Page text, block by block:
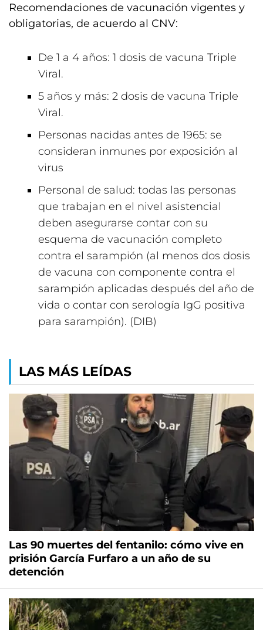
Recomendaciones de vacunación vigentes y
obligatorias, de acuerdo al CNV:
De 1 a 4 años: 1 dosis de vacuna Triple
Viral.
5 años y más: 2 dosis de vacuna Triple
Viral.
Personas nacidas antes de 1965: se
consideran inmunes por exposición al
virus
Personal de salud: todas las personas
que trabajan en el nivel asistencial
deben asegurarse contar con su
esquema de vacunación completo
contra el sarampión (al menos dos dosis
de vacuna con componente contra el
sarampión aplicadas después del año de
vida o contar con serología IgG positiva
para sarampión). (DIB)
LAS MÁS LEÍDAS
Las 90 muertes del fentanilo: cómo vive en
prisión García Furfaro a un año de su
detención